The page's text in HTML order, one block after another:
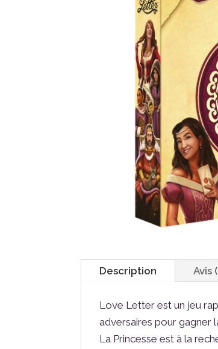
Description Avis
Love Letter est un jeu
adversaires pour gagner
La Princesse est à la